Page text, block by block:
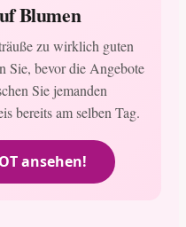
Blumen
zu wirklich guten
Sie, bevor die Angebote
Sie jemanden
bereits am selben Tag.
ansehen!